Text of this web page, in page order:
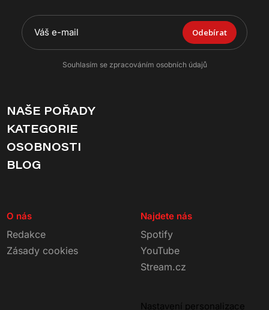
Odebírat
Souhlasím se zpracováním osobních údajů
NAŠE POŘADY
KATEGORIE
OSOBNOSTI
BLOG
O nás
Redakce
Zásady cookies
Najdete nás
Spotify
YouTube
Stream.cz
Nastavení personalizace